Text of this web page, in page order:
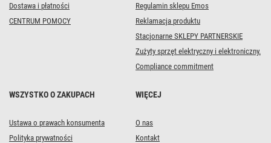
Dostawa i płatności
CENTRUM POMOCY
Regulamin sklepu Emos
Reklamacja produktu
Stacjonarne SKLEPY PARTNERSKIE
Zużyty sprzęt elektryczny i elektroniczny.
Compliance commitment
WSZYSTKO O ZAKUPACH
Ustawa o prawach konsumenta
Polityka prywatności
WIĘCEJ
O nas
Kontakt